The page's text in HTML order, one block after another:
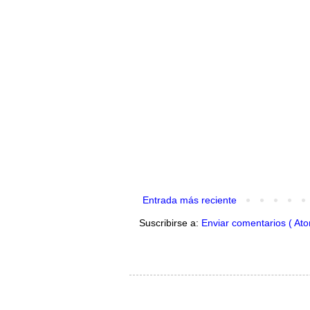
Entrada más reciente
Suscribirse a: Enviar comentarios (